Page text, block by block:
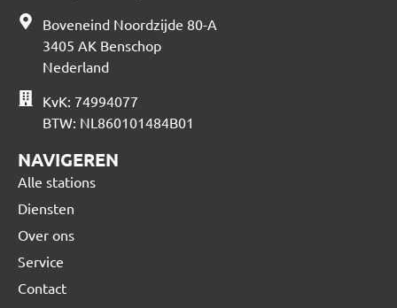
Boveneind Noordzijde 80-A
3405 AK Benschop
Nederland
KvK: 74994077
BTW: NL860101484B01
NAVIGEREN
Alle stations
Diensten
Over ons
Service
Contact